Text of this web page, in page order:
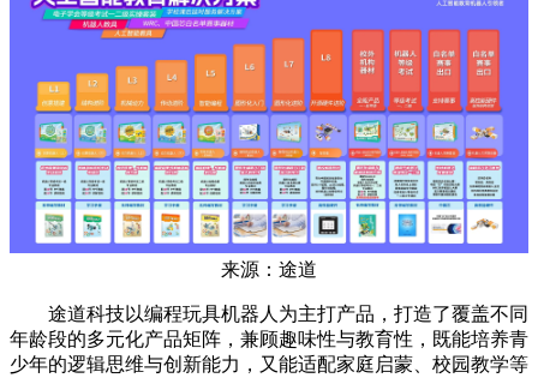
来源：途道
途道科技以编程玩具机器人为主打产品，打造了覆盖不同
年龄段的多元化产品矩阵，兼顾趣味性与教育性，既能培养青
少年的逻辑思维与创新能力，又能适配家庭启蒙、校园教学等